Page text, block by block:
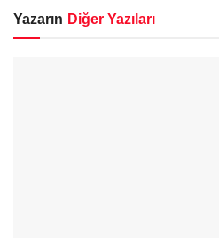
Yazarın Diğer Yazıları